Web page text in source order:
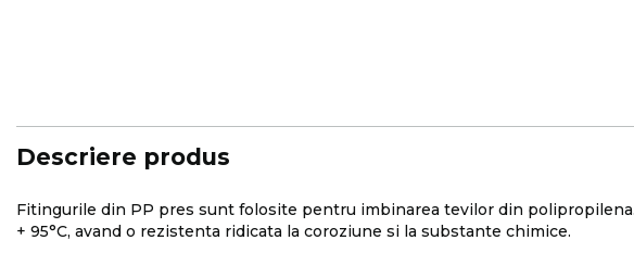
images
gallery
Descriere produs
Fitingurile din PP pres sunt folosite pentru imbinarea tevilor din
+ 95°C, avand o rezistenta ridicata la coroziune si la substante chimice.